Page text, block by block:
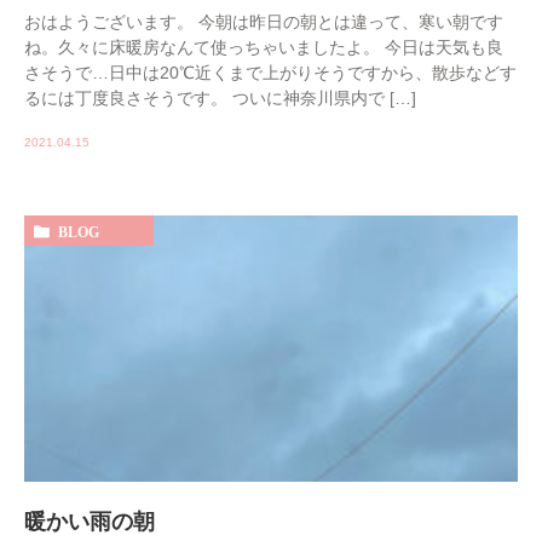
おはようございます。 今朝は昨日の朝とは違って、寒い朝です
ね。久々に床暖房なんて使っちゃいましたよ。 今日は天気も良
さそうで…日中は20℃近くまで上がりそうですから、散歩などす
るには丁度良さそうです。 ついに神奈川県内で […]
2021.04.15
BLOG
暖かい雨の朝